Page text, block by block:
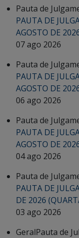
Pauta de
PAUTA DE
AGOSTO DE
07 ago 2026
Pauta de
PAUTA DE
AGOSTO DE
06 ago 2026
Pauta de
PAUTA DE
AGOSTO DE
04 ago 2026
Pauta de
PAUTA DE
DE 2026
03 ago 2026
GeralPauta de